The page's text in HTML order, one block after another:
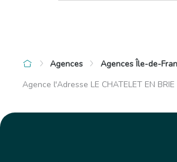
Agences
Agences Île-de-
Agence l'Adresse LE CHATELET EN BRIE